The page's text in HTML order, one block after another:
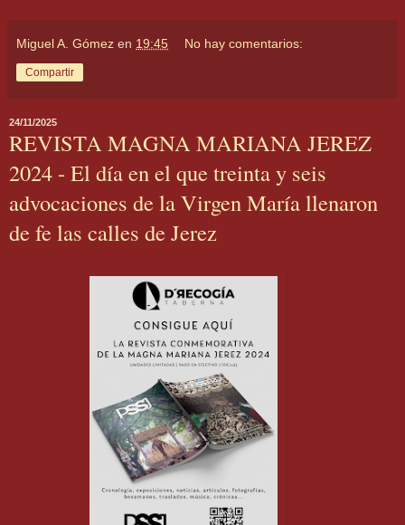
Miguel A. Gómez en 19:45 No hay comentarios:
Compartir
24/11/2025
REVISTA MAGNA MARIANA JEREZ
2024 - El día en el que treinta y seis
advocaciones de la Virgen María llenaron
de fe las calles de Jerez